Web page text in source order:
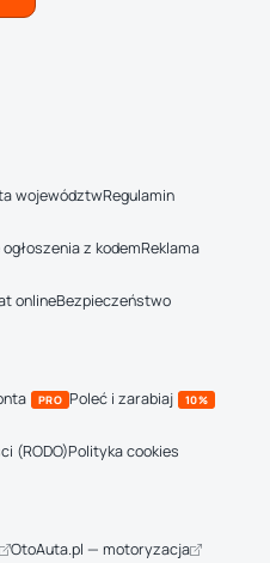
województwRegulamin
z kodemReklama
onlineBezpieczeństwo
PRO Poleć i zarabiaj 10%
(RODO)Polityka cookies
OtoAuta.pl — motoryzacja